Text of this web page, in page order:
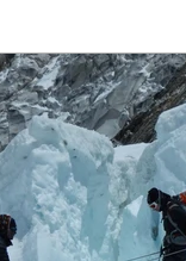
Ομιλίες
Women